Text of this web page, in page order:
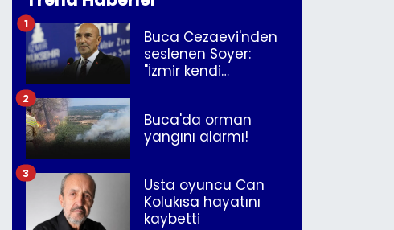
Buca Cezaevi'nden
seslenen Soyer:
"İzmir kendi
1
Buca'da orman
yangını alarmı!
2
Usta oyuncu Can
Kolukısa hayatını
kaybetti
3